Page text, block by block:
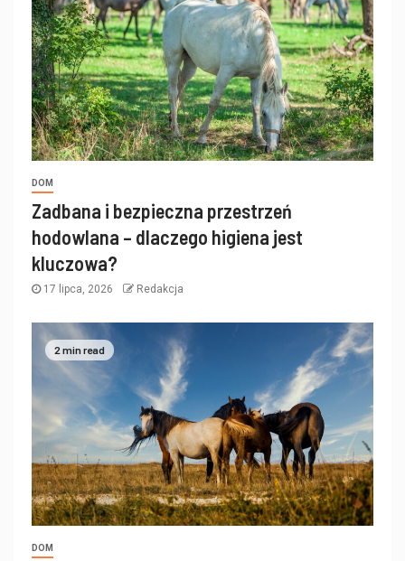
DOM
Zadbana i bezpieczna przestrzeń
hodowlana – dlaczego higiena jest
kluczowa?
17 lipca, 2026 Redakcja
2 min read
DOM